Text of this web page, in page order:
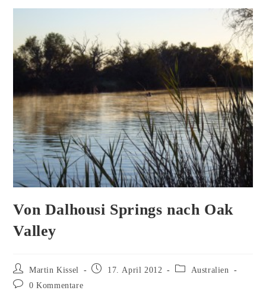
Von Dalhousi Springs nach Oak
Valley
Beitrags-
Autor:
Martin Kissel
Beitrag17. April 2012
Beitrags-Australien
Beitrags-0 Kommentare